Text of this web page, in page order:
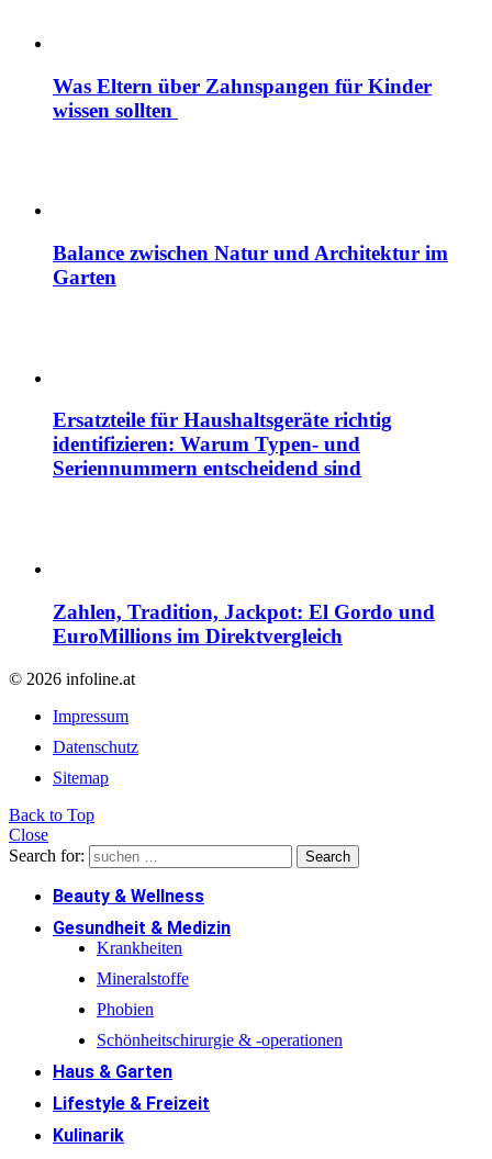
Was Eltern über Zahnspangen für Kinder
wissen sollten
Balance zwischen Natur und Architektur im
Garten
Ersatzteile für Haushaltsgeräte richtig
identifizieren: Warum Typen- und
Seriennummern entscheidend sind
Zahlen, Tradition, Jackpot: El Gordo und
EuroMillions im Direktvergleich
© 2026 infoline.at
Impressum
Datenschutz
Sitemap
Back to Top
Close
Search for:
Search
Beauty & Wellness
Gesundheit & Medizin
Krankheiten
Mineralstoffe
Phobien
Schönheitschirurgie & -operationen
Haus & Garten
Lifestyle & Freizeit
Kulinarik